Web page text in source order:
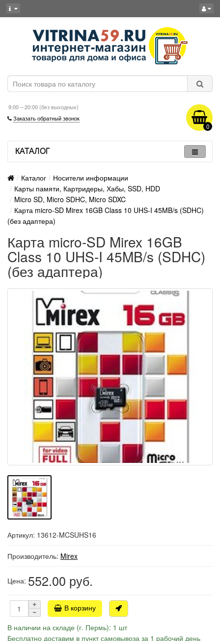
9:00 – 20:00 (без выходных)
Заказать обратный звонок
0
КАТАЛОГ
Каталог
Носители информации
Карты памяти, Картридеры, Хабы, SSD, HDD
Micro SD, Micro SDHC, Micro SDXC
Карта micro-SD Mirex 16GB Class 10 UHS-I 45MB/s (SDHC)
(без адаптера)
Карта micro-SD Mirex 16GB
Class 10 UHS-I 45MB/s (SDHC)
(без адаптера)
Артикул: 13612-MCSUHS16
Производитель: Mirex
Цена: 552.00 руб.
В корзину
В наличии на складе (г. Пермь): 1 шт
Бесплатно доставим в пункт самовывоза за 1 рабочий день